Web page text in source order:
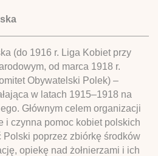
(do 1916 r. Liga Kobiet przy
od marca 1918 r.
Obywatelski Polek) –
w latach 1915–1918 na
Głównym celem organizacji
i czynna pomoc kobiet polskich
Polski poprzez zbiórkę środków
opiekę nad żołnierzami i ich